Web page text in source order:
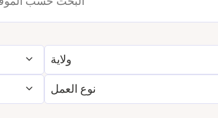
ولاية
نوع العمل